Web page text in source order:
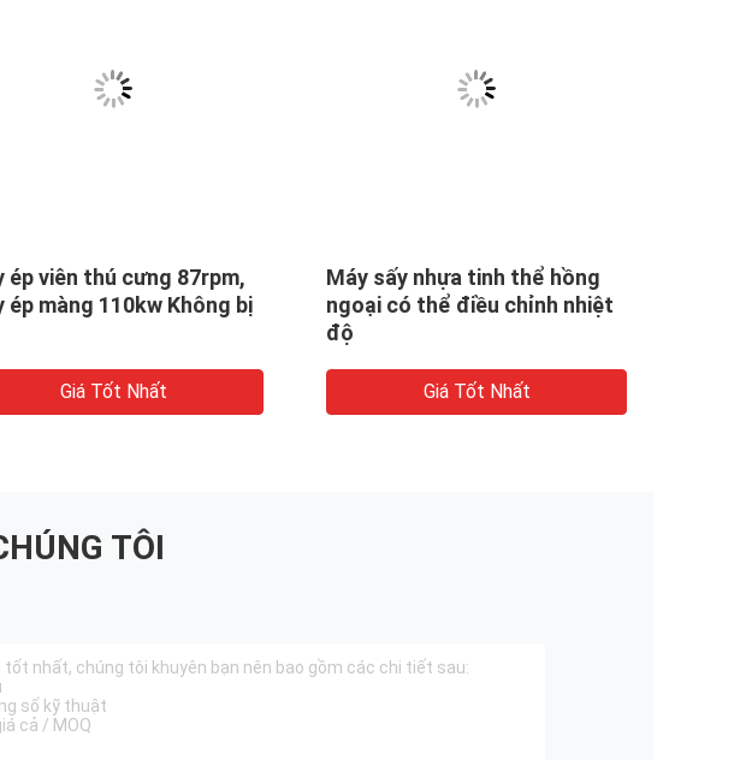
ép viên thú cưng 87rpm,
ép màng 110kw Không bị
Giá Tốt Nhất
Máy sấy nhựa tinh thể hồng
ngoại có thể điều chỉnh nhiệt
độ
Giá Tốt Nhất
TÔI